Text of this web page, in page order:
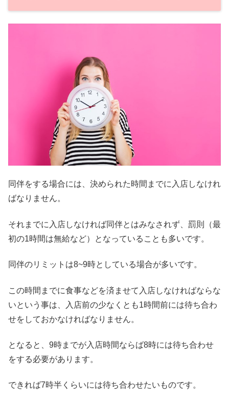
同伴をする場合には、決められた時間までに入店しなけれ
ばなりません。
それまでに入店しなければ同伴とはみなされず、罰則（最
初の1時間は無給など）となっていることも多いです。
同伴のリミットは8~9時としている場合が多いです。
この時間までに食事などを済ませて入店しなければならな
いという事は、入店前の少なくとも1時間前には待ち合わ
せをしておかなければなりません。
となると、9時までが入店時間ならば8時には待ち合わせ
をする必要があります。
できれば7時半くらいには待ち合わせたいものです。